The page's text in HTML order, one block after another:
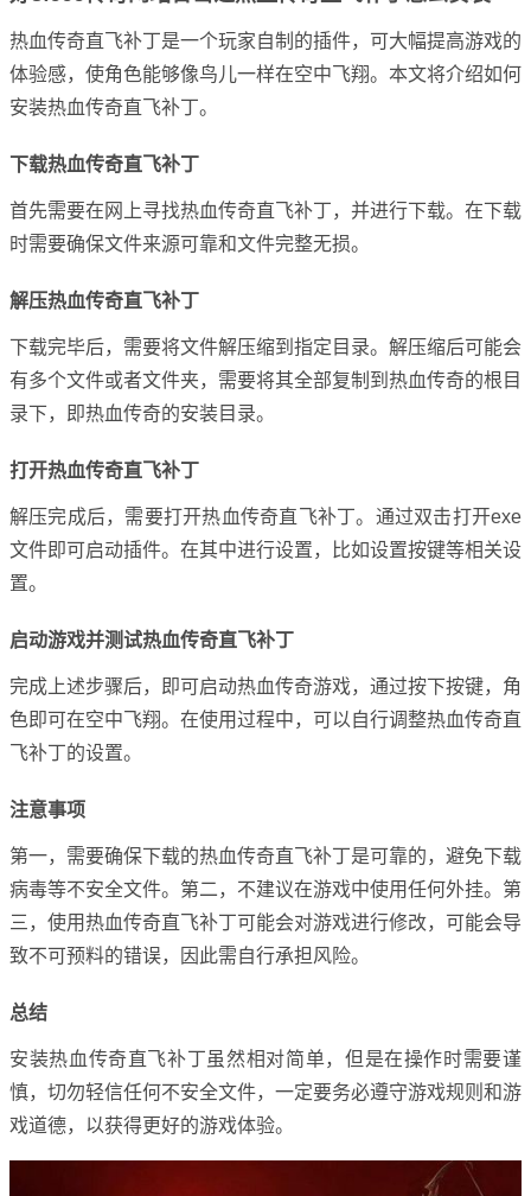
热血传奇直飞补丁是一个玩家自制的插件，可大幅提高游戏的
体验感，使角色能够像鸟儿一样在空中飞翔。本文将介绍如何
安装热血传奇直飞补丁。
下载热血传奇直飞补丁
首先需要在网上寻找热血传奇直飞补丁，并进行下载。在下载
时需要确保文件来源可靠和文件完整无损。
解压热血传奇直飞补丁
下载完毕后，需要将文件解压缩到指定目录。解压缩后可能会
有多个文件或者文件夹，需要将其全部复制到热血传奇的根目
录下，即热血传奇的安装目录。
打开热血传奇直飞补丁
解压完成后，需要打开热血传奇直飞补丁。通过双击打开exe
文件即可启动插件。在其中进行设置，比如设置按键等相关设
置。
启动游戏并测试热血传奇直飞补丁
完成上述步骤后，即可启动热血传奇游戏，通过按下按键，角
色即可在空中飞翔。在使用过程中，可以自行调整热血传奇直
飞补丁的设置。
注意事项
第一，需要确保下载的热血传奇直飞补丁是可靠的，避免下载
病毒等不安全文件。第二，不建议在游戏中使用任何外挂。第
三，使用热血传奇直飞补丁可能会对游戏进行修改，可能会导
致不可预料的错误，因此需自行承担风险。
总结
安装热血传奇直飞补丁虽然相对简单，但是在操作时需要谨
慎，切勿轻信任何不安全文件，一定要务必遵守游戏规则和游
戏道德，以获得更好的游戏体验。